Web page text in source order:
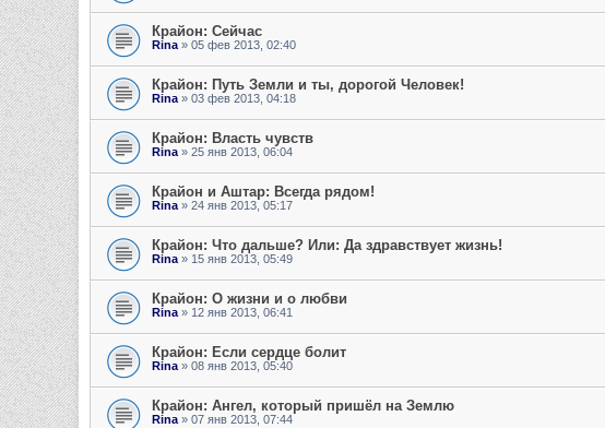
Крайон: Сейчас
Rina » 05 фев 2013, 02:40
Крайон: Путь Земли и ты, дорогой Человек!
Rina » 03 фев 2013, 04:18
Крайон: Власть чувств
Rina » 25 янв 2013, 06:04
Крайон и Аштар: Всегда рядом!
Rina » 24 янв 2013, 05:17
Крайон: Что дальше? Или: Да здравствует жизнь!
Rina » 15 янв 2013, 05:49
Крайон: О жизни и о любви
Rina » 12 янв 2013, 06:41
Крайон: Если сердце болит
Rina » 08 янв 2013, 05:40
Крайон: Ангел, который пришёл на Землю
Rina » 07 янв 2013, 07:44